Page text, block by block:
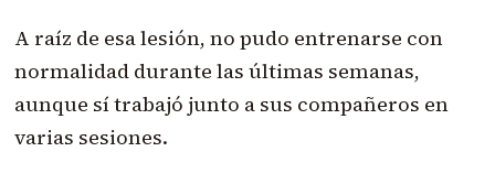
A raíz de esa lesión, no pudo entrenarse con
normalidad durante las últimas semanas,
aunque sí trabajó junto a sus compañeros en
varias sesiones.